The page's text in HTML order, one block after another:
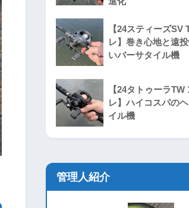
【24スティーズSV
レ】巻き心地と遠
いバーサタイル機
【24タトゥーラTW
レ】ハイコスパの
イル機
管理人紹介